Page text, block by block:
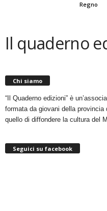
Regno
Il quaderno
Chi siamo
“Il Quaderno edizioni” è
formata da giovani della
quello di diffondere la cultura del
Seguici su facebook